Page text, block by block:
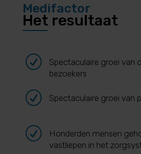
Medifactor
Het resultaat
R
Spectaculaire groei van
bezoekers
R Spectaculaire groei van
R
Honderden mensen
vastliepen in het